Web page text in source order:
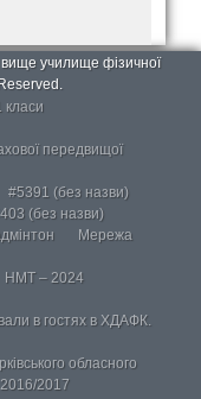
училище фізичної
класи
передвищої
#5391 (без назви)
(без назви)
Мережа
НМТ – 2024
в гостях в ХДАФК.
обласного
2016/2017